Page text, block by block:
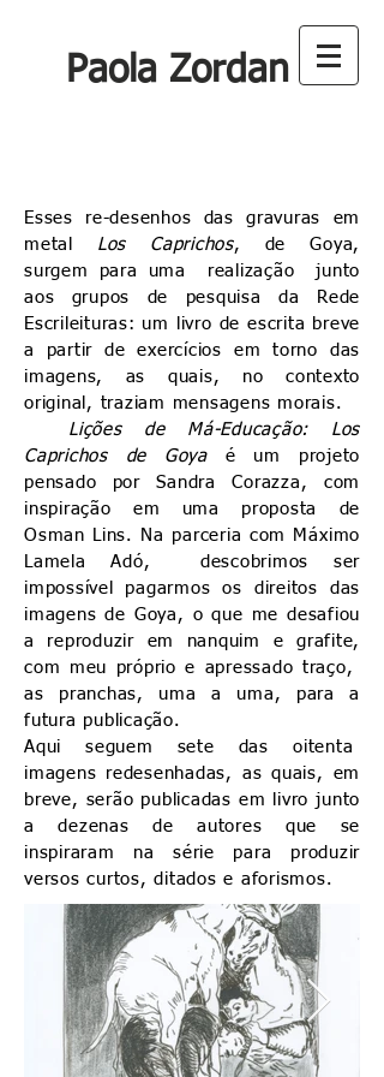
Paola Zordan
Esses re-desenhos das gravuras em
metal Los Caprichos, de Goya,
surgem para uma realização junto
aos grupos de pesquisa da Rede
Escrileituras: um livro de escrita breve
a partir de exercícios em torno das
imagens, as quais, no contexto
original, traziam mensagens morais.
Lições de Má-Educação: Los
Caprichos de Goyaé um projeto
pensado por Sandra Corazza, com
inspiração em uma proposta de
Osman Lins. Na parceria com Máximo
Lamela Adó, descobrimos ser
impossível pagarmos os direitos das
imagens de Goya, o que me desafiou
a reproduzir em nanquim e grafite,
com meu próprio e apressado traço,
as pranchas, uma a uma, para a
futura publicação.
Aqui seguem sete das oitenta
imagens redesenhadas, as quais, em
breve, serão publicadas em livro junto
a dezenas de autores que se
inspiraram na série para produzir
versos curtos, ditados e aforismos.